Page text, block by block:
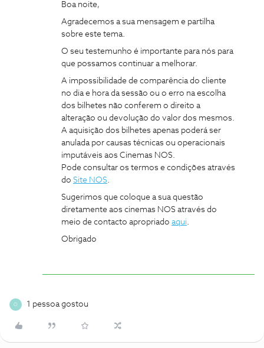
Boa noite,
Agradecemos a sua mensagem e partilha
sobre este tema.
O seu testemunho é importante para nós para
que possamos continuar a melhorar.
A impossibilidade de comparência do cliente
no dia e hora da sessão ou o erro na escolha
dos bilhetes não conferem o direito a
alteração ou devolução do valor dos mesmos.
A aquisição dos bilhetes apenas poderá ser
anulada por causas técnicas ou operacionais
imputáveis aos Cinemas NOS.
Pode consultar os termos e condições através
do Site NOS.
Sugerimos que coloque a sua questão
diretamente aos cinemas NOS através do
meio de contacto apropriado aqui.
Obrigado
O 1 pessoa gostou